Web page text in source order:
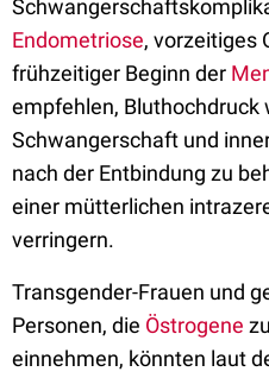
Endometriose, vorzeitiges
frühzeitiger Beginn der
empfehlen, Bluthochdruck
Schwangerschaft und
nach der Entbindung zu
einer mütterlichen
verringern.
Transgender-Frauen und
Personen, die Östrogene
einnehmen, könnten laut